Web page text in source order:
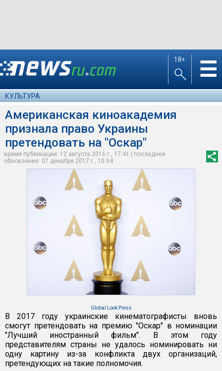
18+ ☰
КУЛЬТУРА
Американская киноакадемия
признала право Украины
претендовать на "Оскар"
время публикации: 12 августа 2016 г., 17:41 | последнее
обновление: 07 декабря 2017 г., 10:54
Global Look Press
В 2017 году украинские кинематографисты вновь
смогут претендовать на премию "Оскар" в номинации
"Лучший иностранный фильм". В этом году
представителям страны не удалось номинировать ни
одну картину из-за конфликта двух организаций,
претендующих на такие полномочия.